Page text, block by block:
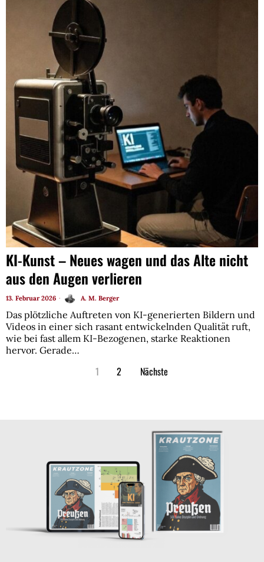
KI-Kunst – Neues wagen und das Alte nicht
aus den Augen verlieren
13. Februar 2026 A. M. Berger
Das plötzliche Auftreten von KI-generierten Bildern und
Videos in einer sich rasant entwickelnden Qualität ruft,
wie bei fast allem KI-Bezogenen, starke Reaktionen
hervor. Gerade…
1 2 Nächste